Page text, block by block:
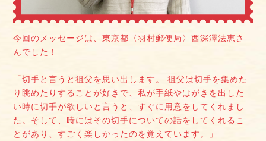
今回のメッセージは、東京都〈羽村郵便局〉西深澤法恵さ
んでした！
「切手と言うと祖父を思い出します。 祖父は切手を集めた
り眺めたりすることが好きで、私が手紙やはがきを出した
い時に切手が欲しいと言うと、すぐに用意をしてくれまし
た。そして、時にはその切手についての話をしてくれるこ
とがあり、すごく楽しかったのを覚えています。」